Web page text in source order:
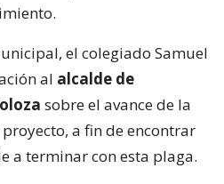
el colegiado Samuel
al alcalde de
sobre el avance de la
a fin de encontrar
a terminar con esta plaga.